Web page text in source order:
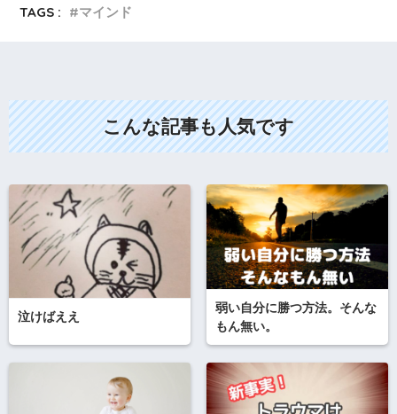
TAGS :
マインド
こんな記事も人気です
泣けばええ
弱い自分に勝つ方法。そんな
もん無い。